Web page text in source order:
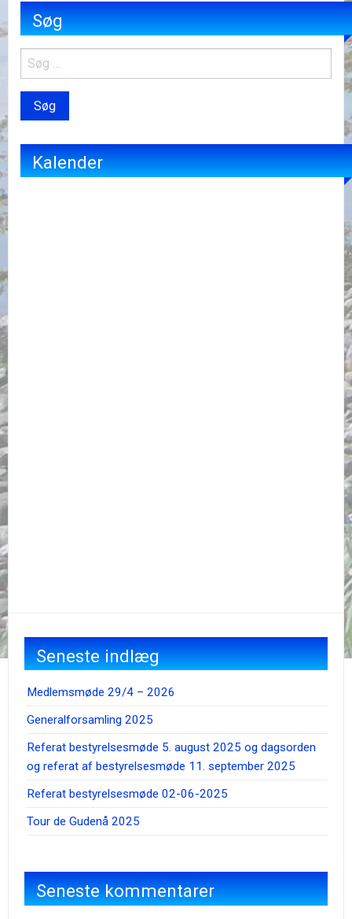
Søg
Kalender
Seneste indlæg
Medlemsmøde 29/4 – 2026
Generalforsamling 2025
Referat bestyrelsesmøde 5. august 2025 og dagsorden
og referat af bestyrelsesmøde 11. september 2025
Referat bestyrelsesmøde 02-06-2025
Tour de Gudenå 2025
Seneste kommentarer